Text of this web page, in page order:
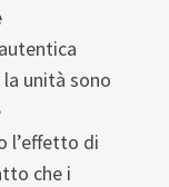
unità sono
l’effetto di
che i